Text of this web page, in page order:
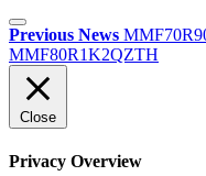
Previous News
MMF80R1K2QZTH
Close
Privacy Overview